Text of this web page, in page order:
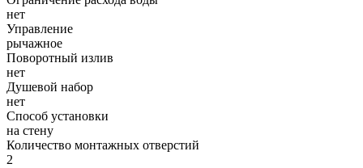
нет
Управление
рычажное
Поворотный излив
нет
Душевой набор
нет
Способ установки
на стену
Количество монтажных отверстий
2